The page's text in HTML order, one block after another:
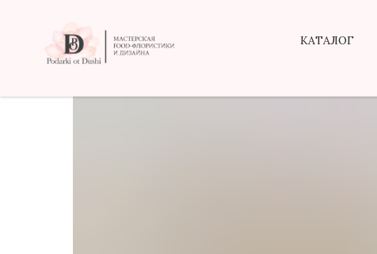
КАТАЛОГ